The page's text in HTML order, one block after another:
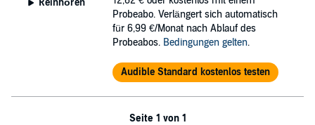
leaders determined to enhance their information systems security.
This book, with its ability to translate complex concepts into
accessible lessons, has the power to elevate beginners into adept
©2023 Bruce Brown (P)2023 Bruce Brown
Reinhören
Probeabo. Verlängert sich automatisch
für 6,99 €/Monat nach Ablauf des
Probeabos. Bedingungen gelten.
Audible Standard kostenlos testen
Seite 1 von 1